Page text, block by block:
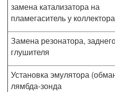
замена катализатора на
пламегаситель у коллектора
Замена резонатора,
глушителя
Установка эмулятора
лямбда-зонда